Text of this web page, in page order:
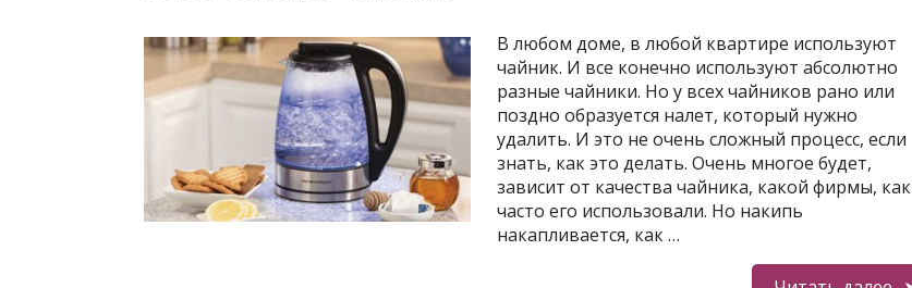
В любом доме, в любой квартире используют
чайник. И все конечно используют абсолютно
разные чайники. Но у всех чайников рано или
поздно образуется налет, который нужно
удалить. И это не очень сложный процесс, если
знать, как это делать. Очень многое будет,
зависит от качества чайника, какой фирмы, как
часто его использовали. Но накипь
накапливается, как …